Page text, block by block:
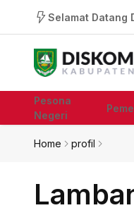
Selamat Datang
Pesona
Negeri
Home profil